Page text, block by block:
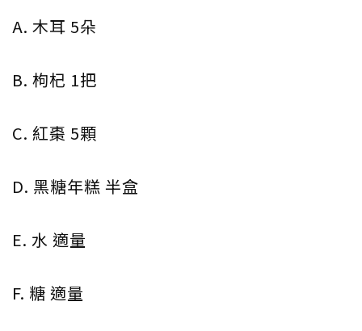
A. 木耳 5朵
B. 枸杞 1把
C. 紅棗 5顆
D. 黑糖年糕 半盒
E. 水 適量
F. 糖 適量